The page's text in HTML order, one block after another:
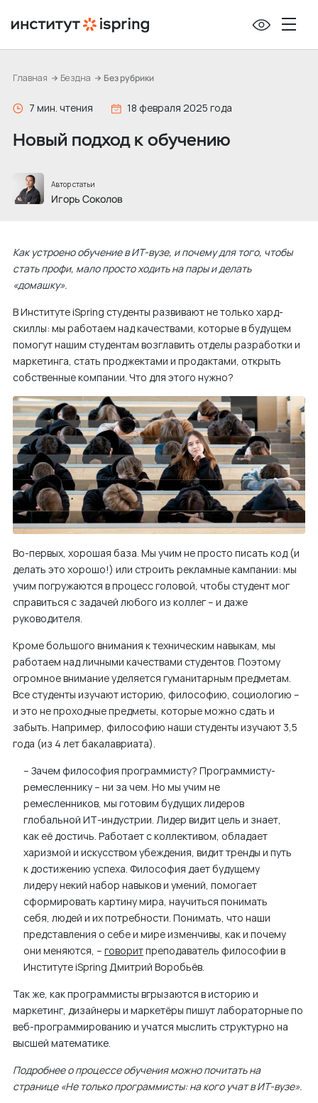
р
Главная Бездна Без рубрики
7 мин. чтения 18 февраля 2025 года
Новый подход к обучению
Автор статьи
Игорь Соколов
Как устроено обучение в ИТ-вузе, и почему для того, чтобы
стать профи, мало просто ходить на пары и делать
«домашку».
В Институте iSpring студенты развивают не только хард-
скиллы: мы работаем над качествами, которые в будущем
помогут нашим студентам возглавить отделы разработки и
маркетинга, стать проджектами и продактами, открыть
собственные компании. Что для этого нужно?
Во-первых, хорошая база. Мы учим не просто писать код (и
делать это хорошо!) или строить рекламные кампании: мы
учим погружаются в процесс головой, чтобы студент мог
справиться с задачей любого из коллег – и даже
руководителя.
Кроме большого внимания к техническим навыкам, мы
работаем над личными качествами студентов. Поэтому
огромное внимание уделяется гуманитарным предметам.
Все студенты изучают историю, философию, социологию –
и это не проходные предметы, которые можно сдать и
забыть. Например, философию наши студенты изучают 3,5
года (из 4 лет бакалавриата).
– Зачем философия программисту? Программисту-
ремесленнику – ни за чем. Но мы учим не
ремесленников, мы готовим будущих лидеров
глобальной ИТ-индустрии. Лидер видит цель и знает,
как её достичь. Работает с коллективом, обладает
харизмой и искусством убеждения, видит тренды и путь
к достижению успеха. Философия дает будущему
лидеру некий набор навыков и умений, помогает
сформировать картину мира, научиться понимать
себя, людей и их потребности. Понимать, что наши
представления о себе и мире изменчивы, как и почему
они меняются, – говоритпреподаватель философии в
Институте iSpring Дмитрий Воробьёв.
Так же, как программисты вгрызаются в историю и
маркетинг, дизайнеры и маркетёры пишут лабораторные по
веб-программированию и учатся мыслить структурно на
высшей математике.
Подробнее о процессе обучения можно почитать на
странице «Не только программисты: на кого учат в ИТ-вузе».